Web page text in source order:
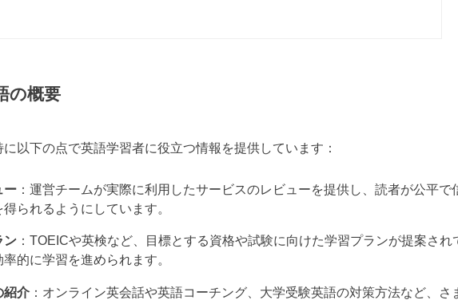
の概要
以下の点で英語学習者に役立つ情報を提供しています：
ー ：運営チームが実際に利用したサービスのレビューを提供し、読者が公平で
られるようにしています。
ン ：TOEICや英検など、目標とする資格や試験に向けた学習プランが提案され
的に学習を進められます。
紹介 ：オンライン英会話や英語コーチング、大学受験英語の対策方法など、さ